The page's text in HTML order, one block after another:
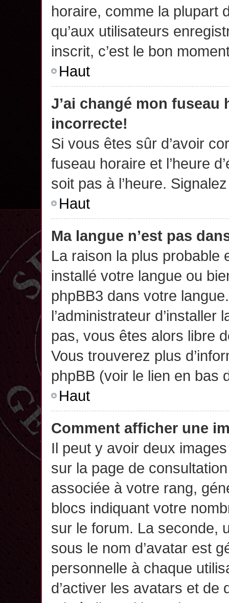
horaire, comme la plupart
qu’aux utilisateurs
inscrit, c’est le bon
Haut
J’ai changé mon fuseau
incorrecte!
Si vous êtes sûr d’avoir
fuseau horaire et l’heure
soit pas à l’heure.
Haut
Ma langue n’est pas
La raison la plus probable
installé votre langue ou
phpBB3 dans votre
l’administrateur d’installer
pas, vous êtes alors libre
Vous trouverez plus
phpBB (voir le lien en bas
Haut
Comment afficher une
Il peut y avoir deux
sur la page de
associée à votre rang,
blocs indiquant votre
sur le forum. La seconde,
sous le nom d’avatar est
personnelle à chaque
d’activer les avatars et de